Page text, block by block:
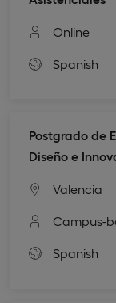
Online
Spanish
Postgrado de
Diseño e
Valencia
Campus-
Spanish